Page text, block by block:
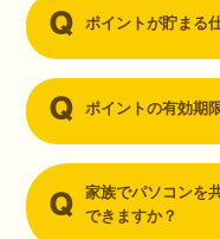
ポイントが貯まる
ポイントの有効期
家族でパソコンを
できますか？